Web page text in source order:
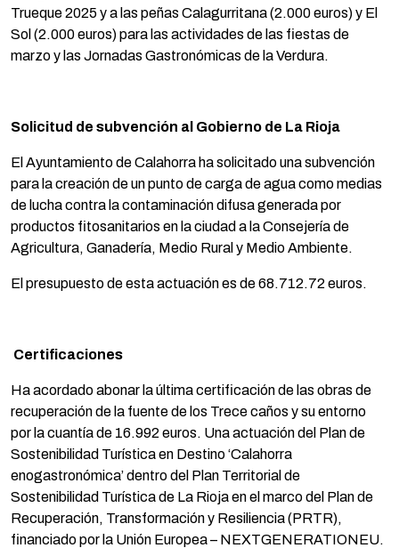
Trueque 2025 y a las peñas Calagurritana (2.000 euros) y El
Sol (2.000 euros) para las actividades de las fiestas de
marzo y las Jornadas Gastronómicas de la Verdura.
Solicitud de subvención al Gobierno de La Rioja
El Ayuntamiento de Calahorra ha solicitado una subvención
para la creación de un punto de carga de agua como medias
de lucha contra la contaminación difusa generada por
productos fitosanitarios en la ciudad a la Consejería de
Agricultura, Ganadería, Medio Rural y Medio Ambiente.
El presupuesto de esta actuación es de 68.712.72 euros.
Certificaciones
Ha acordado abonar la última certificación de las obras de
recuperación de la fuente de los Trece caños y su entorno
por la cuantía de 16.992 euros. Una actuación del Plan de
Sostenibilidad Turística en Destino ‘Calahorra
enogastronómica’ dentro del Plan Territorial de
Sostenibilidad Turística de La Rioja en el marco del Plan de
Recuperación, Transformación y Resiliencia (PRTR),
financiado por la Unión Europea – NEXTGENERATIONEU.